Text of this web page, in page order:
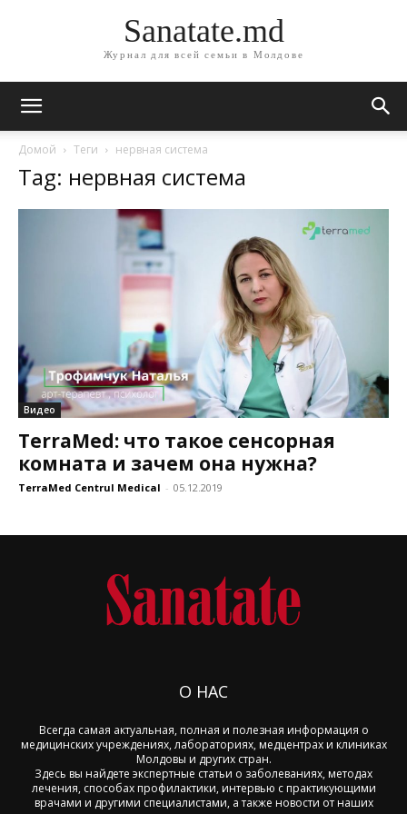
Sanatate.md
Журнал для всей семьи в Молдове
Домой Теги нервная система
Tag: нервная система
Видео
TerraMed: что такое сенсорная
комната и зачем она нужна?
TerraMed Centrul Medical - 05.12.2019
О НАС
Всегда самая актуальная, полная и полезная информация о
медицинских учреждениях, лабораториях, медцентрах и клиниках
Молдовы и других стран.
Здесь вы найдете экспертные статьи о заболеваниях, методах
лечения, способах профилактики, интервью с практикующими
врачами и другими специалистами, а также новости от наших